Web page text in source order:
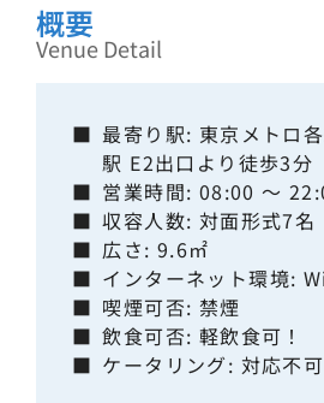
概要
Venue Detail
■ 最寄り駅: 東京メトロ
駅 E2出口より徒歩3分
■ 営業時間: 08:00 ～
■ 収容人数: 対面形式7名
■ 広さ: 9.6㎡
■ インターネット環境:
■ 喫煙可否: 禁煙
■ 飲食可否: 軽飲食可！
■ ケータリング: 対応不可